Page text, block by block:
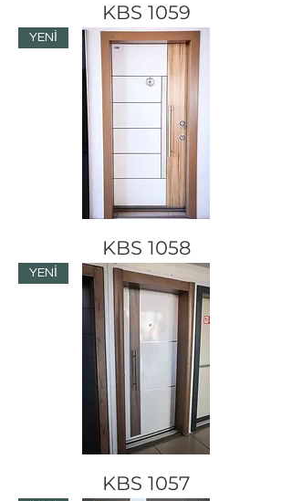
KBS 1059
YENİ
KBS 1058
YENİ
KBS 1057